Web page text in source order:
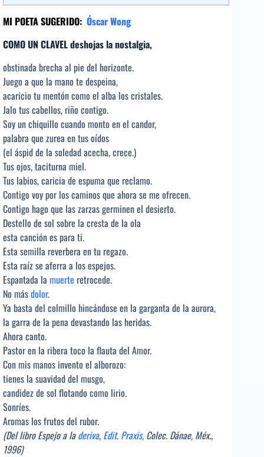
MI POETA SUGERIDO: Óscar Wong
COMO UN CLAVELdeshojas la nostalgia,
obstinada brecha al pie del horizonte.
Juego a que la mano te despeina,
acaricio tu mentón como el alba los cristales.
Jalo tus cabellos, riño contigo.
Soy un chiquillo cuando monto en el candor,
palabra que zurea en tus oídos
(el áspid de la soledad acecha, crece.)
Tus ojos, taciturna miel.
Tus labios, caricia de espuma que reclamo.
Contigo voy por los caminos que ahora se me ofrecen.
Contigo hago que las zarzas germinen el desierto.
Destello de sol sobre la cresta de la ola
esta canción es para ti.
Esta semilla reverbera en tu regazo.
Esta raíz se aferra a los espejos.
Espantada la muerte retrocede.
No másdolor.
Ya basta del colmillo hincándose en la garganta de la aurora,
la garra de la pena devastando las heridas.
Ahora canto.
Pastor en la ribera toco la flauta del Amor.
Con mis manos invento el alborozo:
tienes la suavidad del musgo,
candidez de sol flotando como lirio.
Sonríes.
Aromas los frutos del rubor.
(Del libro Espejo a laderiva, Edit. Praxis, Colec. Dánae, Méx.,
1996)